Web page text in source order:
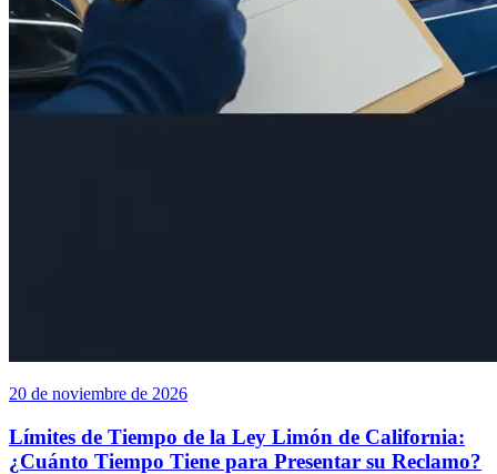
20 de noviembre de 2026
Límites de Tiempo de la Ley Limón de California:
¿Cuánto Tiempo Tiene para Presentar su Reclamo?